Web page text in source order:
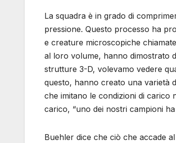
La squadra è in grado di
pressione. Questo processo ha
e creature microscopiche
al loro volume, hanno dimostrato
strutture 3-D, volevamo vedere
questo, hanno creato una varietà
che imitano le condizioni di carico
carico, “uno dei nostri campioni
Buehler dice che ciò che accade